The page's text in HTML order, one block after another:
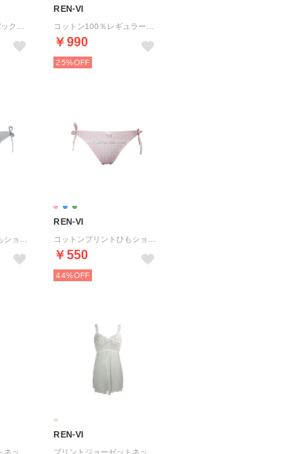
REN-VI
￥990
25%
REN-VI
￥550
44%
REN-VI